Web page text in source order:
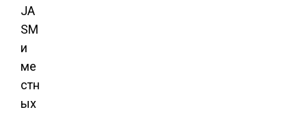
JA
SM
и
ме
стн
ых